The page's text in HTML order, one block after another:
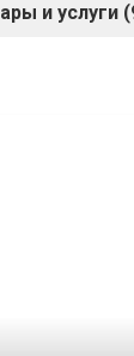
и услуги